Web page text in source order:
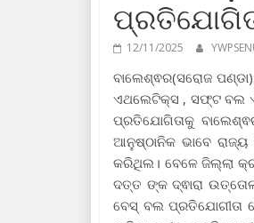
12/11/2025
ବାଲେଶ୍ଵର(ସରୋଜ
ଏଥଲେଟିକ୍ସ , ସଫ୍ଟ ବଲ
ପ୍ରତିଯୋଗିତାକୁ
ଆନୁଷ୍ଠାନିକ ଭାବେ
କରିଥିଲ। ବେଳେ ଜିଲ୍ଲା
ଦତ୍ତ ଙ୍କ ଦ୍ଵାରା
ବେସ୍ ବଲ ପ୍ରତିଯୋଗୀତା